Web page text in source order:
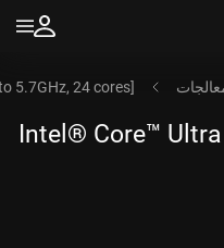
5.7GHz, 24 cores]
Intel® Core™